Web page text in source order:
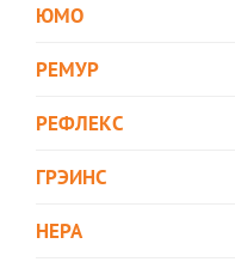
ЮМО
РЕМУР
РЕФЛЕКС
ГРЭИНС
НЕРА